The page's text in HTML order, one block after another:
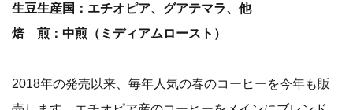
生豆生産国：エチオピア、グアテマラ、他
焙 煎：中煎（ミディアムロースト）
2018年の発売以来、毎年人気の春のコーヒーを今年も販